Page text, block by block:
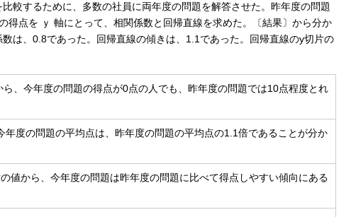
較するために、多数の社員に両年度の問題を解答させた。昨年度の問題
得点を ｙ 軸にとって、相関係数と回帰直線を求めた。〔結果〕から分か
は、0.8であった。回帰直線の傾きは、1.1であった。回帰直線のy切片の
、今年度の問題の得点が0点の人でも、昨年度の問題では10点程度とれ
年度の問題の平均点は、昨年度の問題の平均点の1.1倍であることが分か
値から、今年度の問題は昨年度の問題に比べて得点しやすい傾向にある